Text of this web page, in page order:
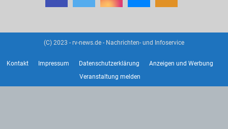
(C) 2023 - rv-news.de - Nachrichten- und Infoservice
Kontakt Impressum Datenschutzerklärung
Anzeigen und Werbung
Veranstaltung melden